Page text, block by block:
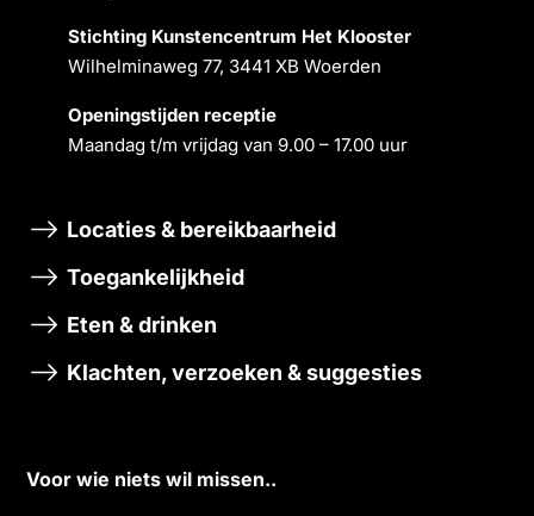
Stichting Kunstencentrum Het Klooster
Wilhelminaweg 77, 3441 XB Woerden
Openingstĳden receptie
Maandag t/m vrĳdag van 9.00 – 17.00 uur
Locaties & bereikbaarheid
Toegankelijkheid
Eten & drinken
Klachten, verzoeken & suggesties
Voor wie niets wil missen..